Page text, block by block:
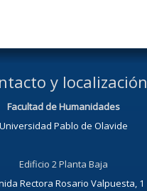
y localización
Facultad de Humanidades
Universidad Pablo de Olavide
Edificio 2 Planta Baja
Rectora Rosario Valpuesta, 1